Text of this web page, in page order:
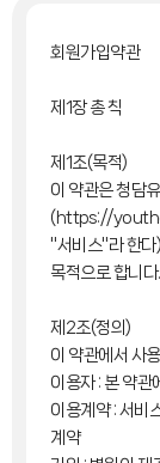
회원가입약관
제1장 총 칙
제1조(목적)
이 약관은 청담
(https://
"서비스"라 한다
목적으로 합니다.
제2조(정의)
이 약관에서 사
이용자 : 본 약관
이용계약 : 서비
계약